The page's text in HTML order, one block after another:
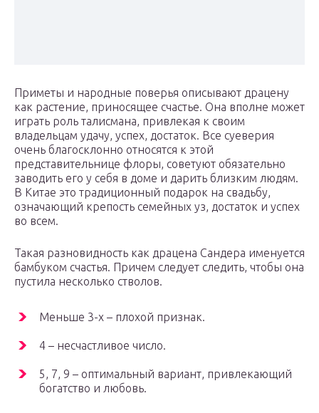
Приметы и народные поверья описывают драцену
как растение, приносящее счастье. Она вполне может
играть роль талисмана, привлекая к своим
владельцам удачу, успех, достаток. Все суеверия
очень благосклонно относятся к этой
представительнице флоры, советуют обязательно
заводить его у себя в доме и дарить близким людям.
В Китае это традиционный подарок на свадьбу,
означающий крепость семейных уз, достаток и успех
во всем.
Такая разновидность как драцена Сандера именуется
бамбуком счастья. Причем следует следить, чтобы она
пустила несколько стволов.
Меньше 3-х – плохой признак.
4 – несчастливое число.
5, 7, 9 – оптимальный вариант, привлекающий
богатство и любовь.